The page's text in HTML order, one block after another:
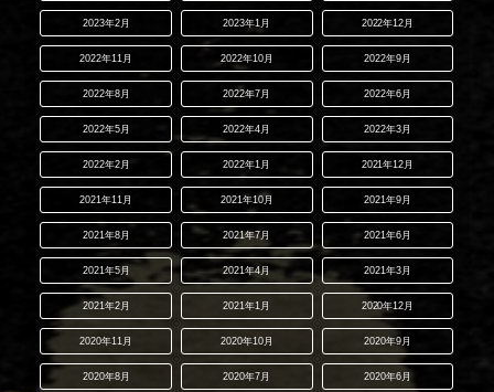
2023年2月 2023年1月 2022年12月
2022年11月 2022年10月 2022年9月
2022年8月 2022年7月 2022年6月
2022年5月 2022年4月 2022年3月
2022年2月 2022年1月 2021年12月
2021年11月 2021年10月 2021年9月
2021年8月 2021年7月 2021年6月
2021年5月 2021年4月 2021年3月
2021年2月 2021年1月 2020年12月
2020年11月 2020年10月 2020年9月
2020年8月 2020年7月 2020年6月